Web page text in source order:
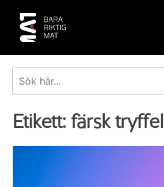
content
Etikett: färsk tryffel